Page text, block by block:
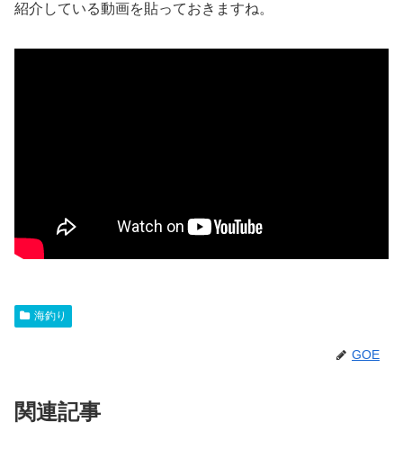
紹介している動画を貼っておきますね。
海釣り
GOE
関連記事